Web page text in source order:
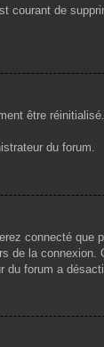
courant de
être
du forum.
connecté que
de la connexion.
forum a